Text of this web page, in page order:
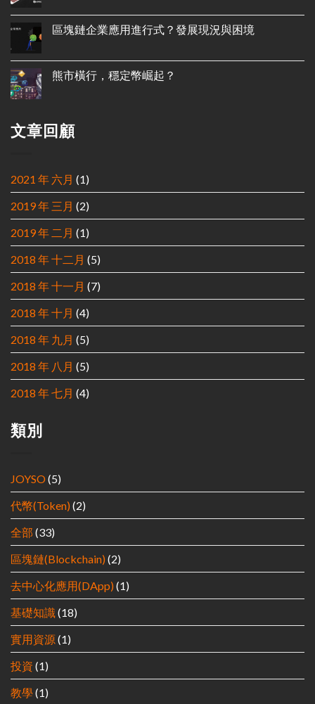
區塊鏈企業應用進行式？發展現況與困境
熊市橫行，穩定幣崛起？
文章回顧
2021 年 六月 (1)
2019 年 三月 (2)
2019 年 二月 (1)
2018 年 十二月 (5)
2018 年 十一月 (7)
2018 年 十月 (4)
2018 年 九月 (5)
2018 年 八月 (5)
2018 年 七月 (4)
類別
JOYSO(5)
代幣(Token) (2)
全部 (33)
區塊鏈(Blockchain) (2)
去中心化應用(DApp) (1)
基礎知識 (18)
實用資源(1)
投資 (1)
教學 (1)